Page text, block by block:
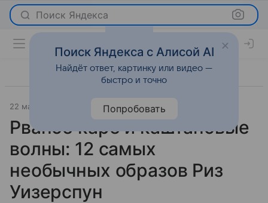
Поиск Яндекса
22 марта 2022 История успеха
Рваное каре и каштановые
волны: 12 самых
необычных образов Риз
Уизерспун
Поиск Яндекса с Алисой AI
Найдёт ответ, картинку или видео —
быстро и точно
Попробовать